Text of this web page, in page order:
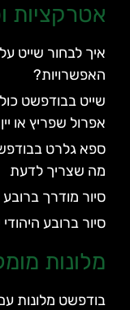
אטרקציות
איך לבחור שייט
האפשרויות?
שייט בבודפשט
אפרול שפריץ או
מה שצריך לדעת
סיור מודרך
סיור ברובע
מלונות
בודפשט מלונות